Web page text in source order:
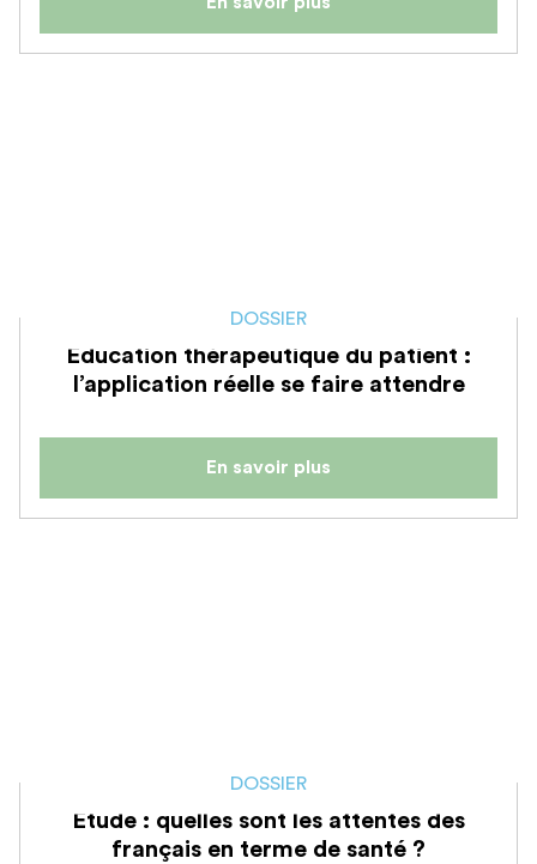
DOSSIER
Education thérapeutique du patient :
l’application réelle se faire attendre
En savoir plus
DOSSIER
Etude : quelles sont les attentes des
français en terme de santé ?